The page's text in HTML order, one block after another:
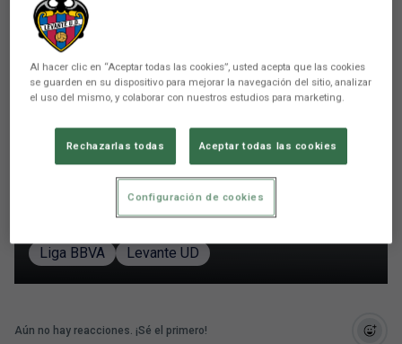
Carl Medjani será presentado
hoy en el Ciutat a las 13:30
Liga BBVA Levante UD
Aún no hay reacciones. ¡Sé el primero!
Al hacer clic en “Aceptar todas las cookies”, usted acepta que las cookies
se guarden en su dispositivo para mejorar la navegación del sitio, analizar
el uso del mismo, y colaborar con nuestros estudios para marketing.
Rechazarlas todas Aceptar todas las cookies
Configuración de cookies